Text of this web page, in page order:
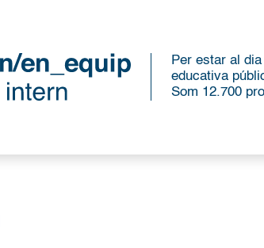
Per estar al
educativa
Som 12.700